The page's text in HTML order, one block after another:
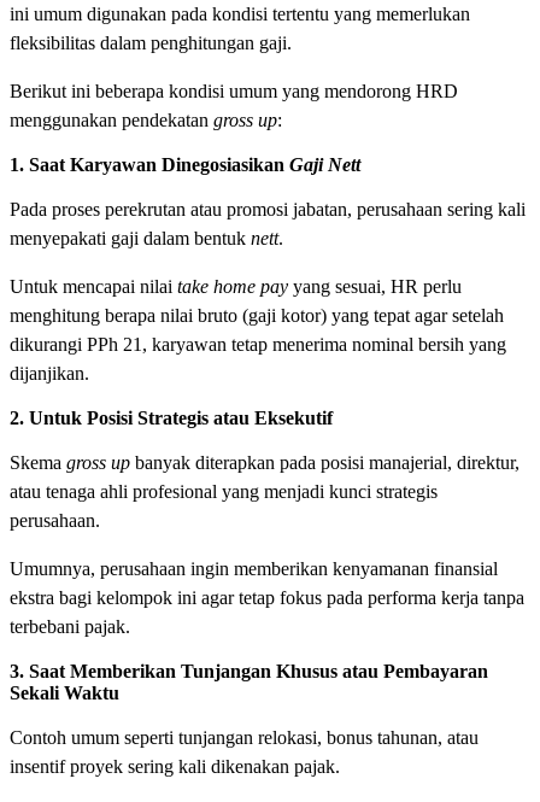
ini umum digunakan pada kondisi tertentu yang memerlukan
fleksibilitas dalam penghitungan gaji.
Berikut ini beberapa kondisi umum yang mendorong HRD
menggunakan pendekatan gross up:
1. Saat Karyawan Dinegosiasikan Gaji Nett
Pada proses perekrutan atau promosi jabatan, perusahaan sering kali
menyepakati gaji dalam bentuk nett.
Untuk mencapai nilai take home pay yang sesuai, HR perlu
menghitung berapa nilai bruto (gaji kotor) yang tepat agar setelah
dikurangi PPh 21, karyawan tetap menerima nominal bersih yang
dijanjikan.
2. Untuk Posisi Strategis atau Eksekutif
Skema gross up banyak diterapkan pada posisi manajerial, direktur,
atau tenaga ahli profesional yang menjadi kunci strategis
perusahaan.
Umumnya, perusahaan ingin memberikan kenyamanan finansial
ekstra bagi kelompok ini agar tetap fokus pada performa kerja tanpa
terbebani pajak.
3. Saat Memberikan Tunjangan Khusus atau Pembayaran
Sekali Waktu
Contoh umum seperti tunjangan relokasi, bonus tahunan, atau
insentif proyek sering kali dikenakan pajak.